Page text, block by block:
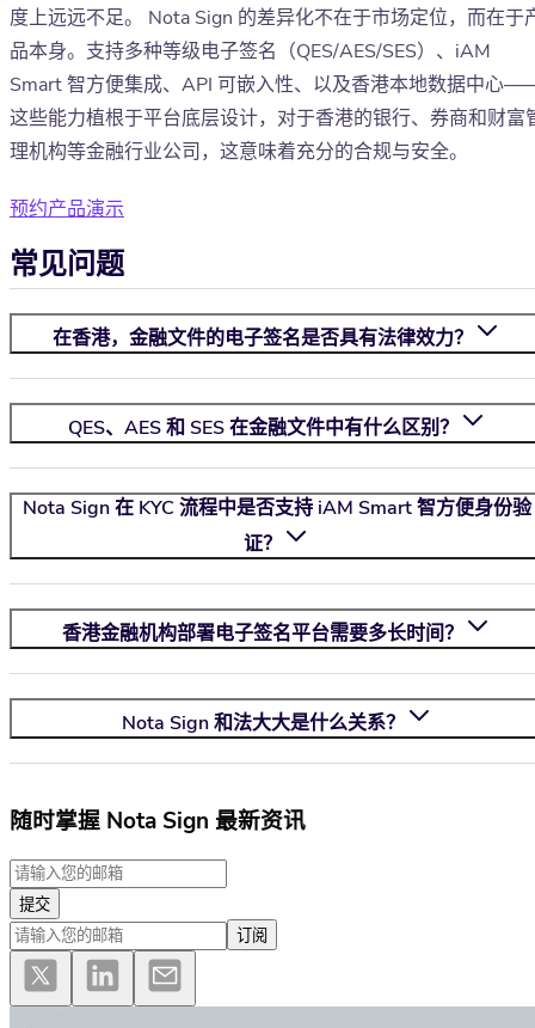
度上远远不足。 Nota Sign 的差异化不在于市场定位，而在于
品本身。支持多种等级电子签名（QES/AES/SES）、iAM
Smart 智方便集成、API 可嵌入性、以及香港本地数据中心
这些能力植根于平台底层设计，对于香港的银行、券商和财富
理机构等金融行业公司，这意味着充分的合规与安全。
预约产品演示
常见问题
在香港，金融文件的电子签名是否具有法律效力？
QES、AES 和 SES 在金融文件中有什么区别？
Nota Sign在 KYC 流程中是否支持 iAM Smart 智方便身份验
证？
香港金融机构部署电子签名平台需要多长时间？
Nota Sign和法大大是什么关系？
随时掌握 Nota Sign 最新资讯
提交
订阅